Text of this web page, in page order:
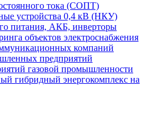
тока (СОПТ)
устройства 0,4 кВ (НКУ)
питания, АКБ, инверторы
объектов электроснабжения
компаний
предприятий
газовой промышленности
гибридный энергокомплекс на